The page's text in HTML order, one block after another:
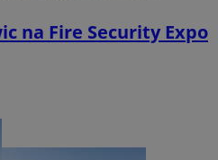
na Fire Security Expo